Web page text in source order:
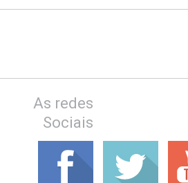
As redes
Sociais